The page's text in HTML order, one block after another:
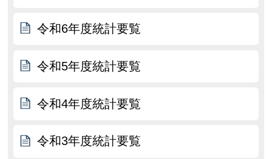
令和6年度統計要覧
令和5年度統計要覧
令和4年度統計要覧
令和3年度統計要覧